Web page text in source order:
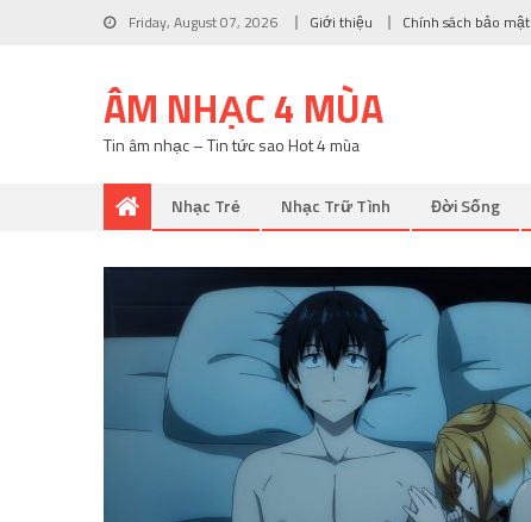
Friday, August 07, 2026 Giới thiệu Chính sách bảo mật
ÂM NHẠC 4 MÙA
Tin âm nhạc – Tin tức sao Hot 4 mùa
Nhạc Trẻ Nhạc Trữ Tình Đời Sống